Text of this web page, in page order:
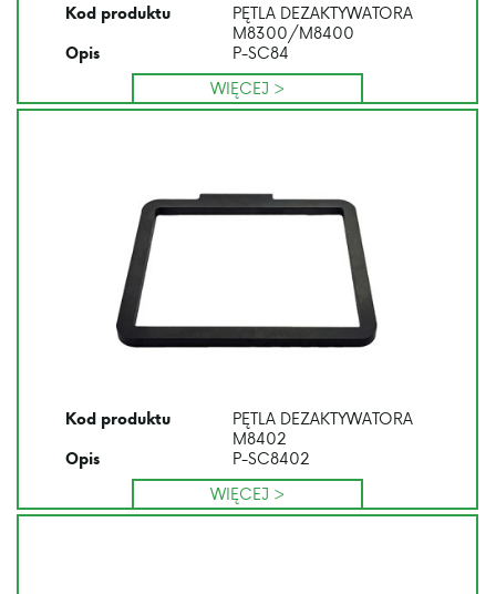
Kod produktu
PĘTLA DEZAKTYWATORA
M8300/M8400
Opis
P-SC84
WIĘCEJ >
Kod produktu
PĘTLA DEZAKTYWATORA
M8402
Opis
P-SC8402
WIĘCEJ >